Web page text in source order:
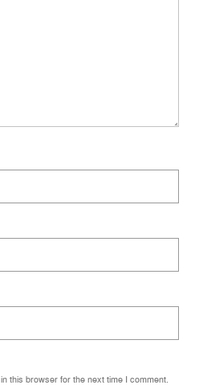
this browser for the next time I comment.